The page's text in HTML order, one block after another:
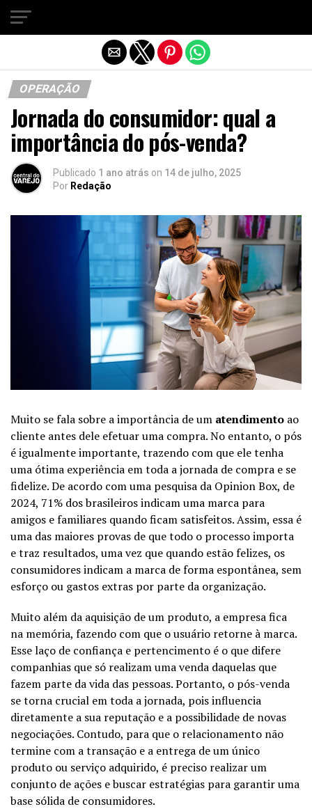
OPERAÇÃO
Jornada do consumidor: qual a
importância do pós-venda?
Publicado 1 ano atrás on 14 de julho, 2025
Por Redação
Muito se fala sobre a importância de um atendimento ao
cliente antes dele efetuar uma compra. No entanto, o pós
é igualmente importante, trazendo com que ele tenha
uma ótima experiência em toda a jornada de compra e se
fidelize. De acordo com uma pesquisa da Opinion Box, de
2024, 71% dos brasileiros indicam uma marca para
amigos e familiares quando ficam satisfeitos. Assim, essa é
uma das maiores provas de que todo o processo importa
e traz resultados, uma vez que quando estão felizes, os
consumidores indicam a marca de forma espontânea, sem
esforço ou gastos extras por parte da organização.
Muito além da aquisição de um produto, a empresa fica
na memória, fazendo com que o usuário retorne à marca.
Esse laço de confiança e pertencimento é o que difere
companhias que só realizam uma venda daquelas que
fazem parte da vida das pessoas. Portanto, o pós-venda
se torna crucial em toda a jornada, pois influencia
diretamente a sua reputação e a possibilidade de novas
negociações. Contudo, para que o relacionamento não
termine com a transação e a entrega de um único
produto ou serviço adquirido, é preciso realizar um
conjunto de ações e buscar estratégias para garantir uma
base sólida de consumidores.